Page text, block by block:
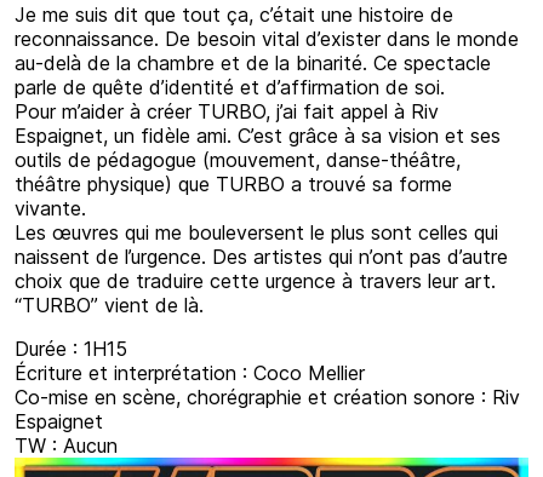
Je me suis dit que tout ça, c’était une histoire de
reconnaissance. De besoin vital d’exister dans le monde
au-delà de la chambre et de la binarité. Ce spectacle
parle de quête d’identité et d’affirmation de soi.
Pour m’aider à créer TURBO, j’ai fait appel à Riv
Espaignet, un fidèle ami. C’est grâce à sa vision et ses
outils de pédagogue (mouvement, danse-théâtre,
théâtre physique) que TURBO a trouvé sa forme
vivante.
Les œuvres qui me bouleversent le plus sont celles qui
naissent de l’urgence. Des artistes qui n’ont pas d’autre
choix que de traduire cette urgence à travers leur art.
“TURBO” vient de là.
Durée : 1H15
Écriture et interprétation : Coco Mellier
Co-mise en scène, chorégraphie et création sonore : Riv
Espaignet
TW : Aucun